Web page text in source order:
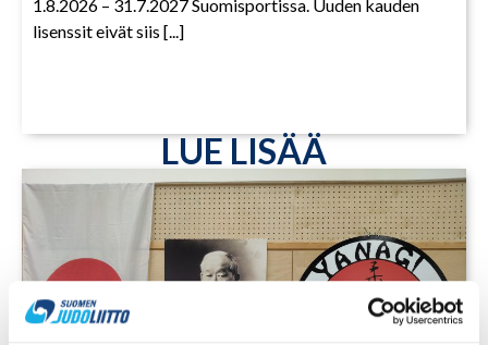
1.8.2026 – 31.7.2027 Suomisportissa. Uuden kauden
lisenssit eivät siis [...]
LUE LISÄÄ